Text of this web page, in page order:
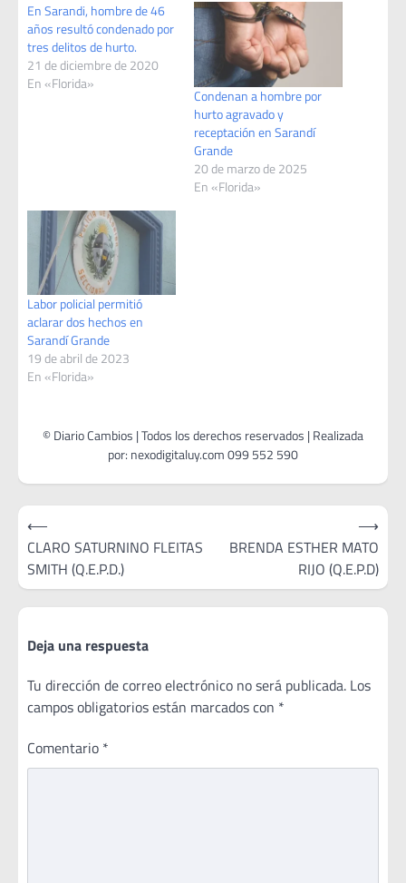
En Sarandi, hombre de 46
años resultó condenado por
tres delitos de hurto.
21 de diciembre de 2020
En «Florida»
Condenan a hombre por
hurto agravado y
receptación en Sarandí
Grande
20 de marzo de 2025
En «Florida»
Labor policial permitió
aclarar dos hechos en
Sarandí Grande
19 de abril de 2023
En «Florida»
Navegación
de
entradas
⟵
CLARO SATURNINO FLEITAS
SMITH (Q.E.P.D.)
BRENDA ESTHER MATO
RIJO (Q.E.P.D)
⟶
Deja una respuesta
Tu dirección de correo electrónico no será publicada. Los
campos obligatorios están marcados con *
Comentario *